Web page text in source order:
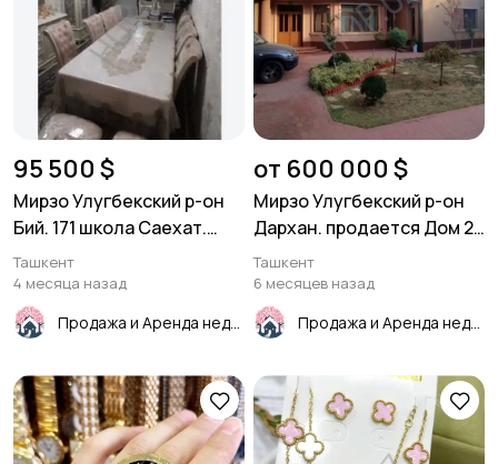
95 500 $
Мирзо Улугбекский р-он
Бий. 171 школа Саехат.
3/4/4 65м²
Ташкент
4 месяца назад
от 600 000 $
Мирзо Улугбекский р-он
Дархан. продается Дом 2
уровня.520м²
Ташкент
6 месяцев назад